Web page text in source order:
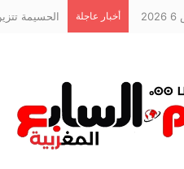
أخبار عاجلة